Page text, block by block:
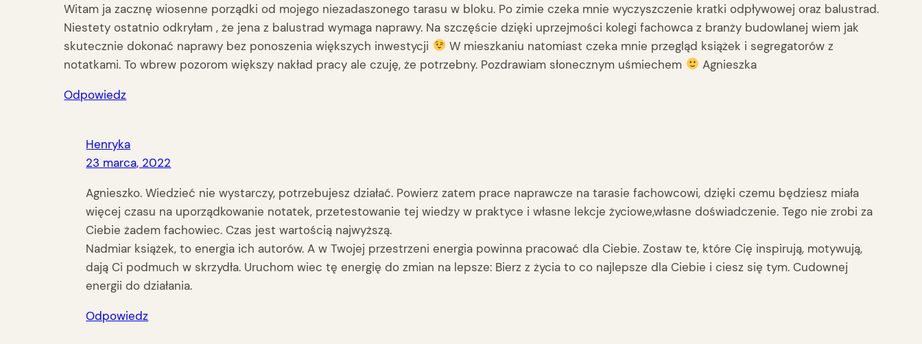
Witam ja zacznę wiosenne porządki od mojego niezadaszonego tarasu w bloku. Po zimie czeka mnie wyczyszczenie kratki odpływowej oraz balustrad.
Niestety ostatnio odkryłam , że jena z balustrad wymaga naprawy. Na szczęście dzięki uprzejmości kolegi fachowca z branży budowlanej wiem jak
skutecznie dokonać naprawy bez ponoszenia większych inwestycji
W mieszkaniu natomiast czeka mnie przegląd książek i segregatorów z
notatkami. To wbrew pozorom większy nakład pracy ale czuję, że potrzebny. Pozdrawiam słonecznym uśmiechem
Agnieszka
Odpowiedz
Henryka
23 marca, 2022
Agnieszko. Wiedzieć nie wystarczy, potrzebujesz działać. Powierz zatem prace naprawcze na tarasie fachowcowi, dzięki czemu będziesz miała
więcej czasu na uporządkowanie notatek, przetestowanie tej wiedzy w praktyce i własne lekcje życiowe,własne doświadczenie. Tego nie zrobi za
Ciebie żadem fachowiec. Czas jest wartością najwyższą.
Nadmiar książek, to energia ich autorów. A w Twojej przestrzeni energia powinna pracować dla Ciebie. Zostaw te, które Cię inspirują, motywują,
dają Ci podmuch w skrzydła. Uruchom wiec tę energię do zmian na lepsze: Bierz z życia to co najlepsze dla Ciebie i ciesz się tym. Cudownej
energii do działania.
Odpowiedz